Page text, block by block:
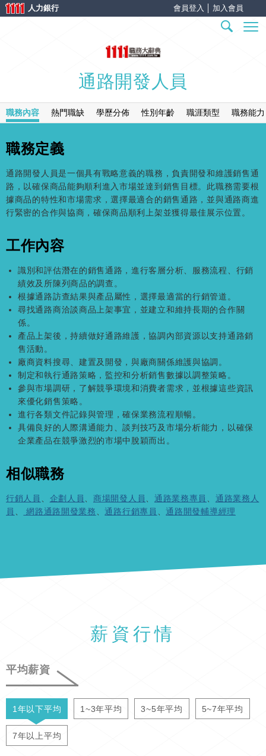
會員登入 加入會員
人力銀行
通路開發人員
職務內容 熱門職缺 學歷分佈 性別年齡 職涯類型 職務能力
職務定義
通路開發人員是一個具有戰略意義的職務，負責開發和維護銷售通
路，以確保商品能夠順利進入市場並達到銷售目標。此職務需要根
據商品的特性和市場需求，選擇最適合的銷售通路，並與通路商進
行緊密的合作與協商，確保商品順利上架並獲得最佳展示位置。
工作內容
識別和評估潛在的銷售通路，進行客層分析、服務流程、行銷
績效及所陳列商品的調查。
根據通路訪查結果與產品屬性，選擇最適當的行銷管道。
尋找通路商洽談商品上架事宜，並建立和維持長期的合作關
係。
產品上架後，持續做好通路維護，協調內部資源以支持通路銷
售活動。
廠商資料搜尋、建置及開發，與廠商關係維護與協調。
制定和執行通路策略，監控和分析銷售數據以調整策略。
參與市場調研，了解競爭環境和消費者需求，並根據這些資訊
來優化銷售策略。
進行各類文件記錄與管理，確保業務流程順暢。
具備良好的人際溝通能力、談判技巧及市場分析能力，以確保
企業產品在競爭激烈的市場中脫穎而出。
相似職務
行銷人員 企劃人員 、商場開發人員 通路業務專員
通路業務人
員
網路通路開發業務 、通路行銷專員 、通路開發輔導經理
薪資行情
平均薪資
1年以下平均 1~3年平均 3~5年平均 5~7年平均
7年以上平均